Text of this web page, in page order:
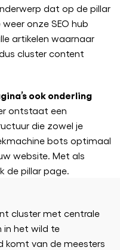
dat op de pillar
onze SEO hub
artikelen waarnaar
cluster content
ook onderling
ontstaat een
die zowel je
bots optimaal
website. Met als
de pillar page.
cluster met centrale
in het wild te
komt van de meesters